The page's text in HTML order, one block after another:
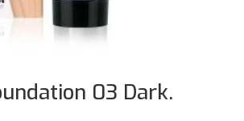
03 Dark.